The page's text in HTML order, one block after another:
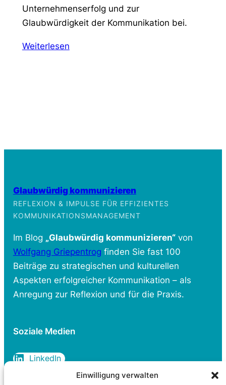
Einwilligung verwalten
Unternehmenserfolg und zur
Glaubwürdigkeit der Kommunikation bei.
Weiterlesen
Glaubwürdig kommunizieren
REFLEXION & IMPULSE FÜR EFFIZIENTES
KOMMUNIKATIONSMANAGEMENT
Im Blog „Glaubwürdig kommunizieren“von
Wolfgang Griepentrog finden Sie fast 100
Beiträge zu strategischen und kulturellen
Aspekten erfolgreicher Kommunikation – als
Anregung zur Reflexion und für die Praxis.
Soziale Medien
LinkedIn